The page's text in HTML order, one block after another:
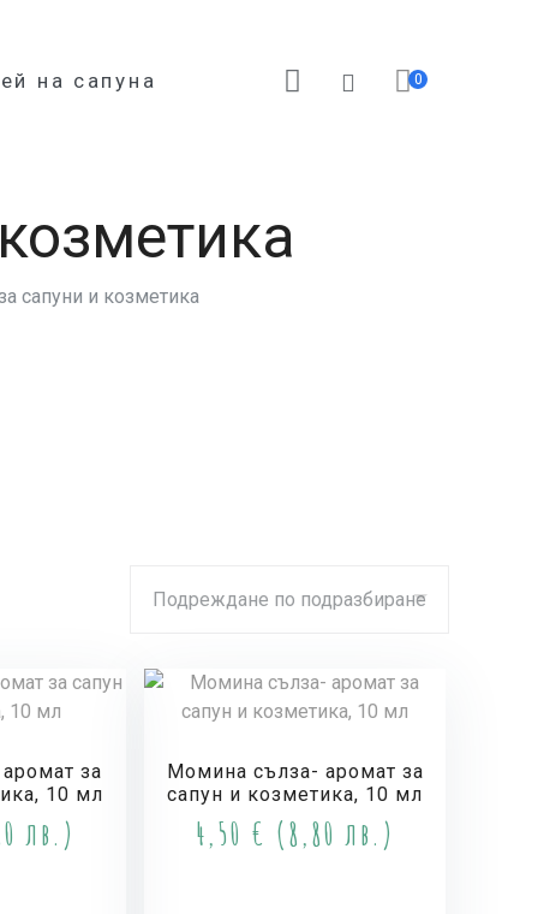
на сапуна 0
сапуни и козметика
за
10 мл
лв.)
Момина сълза- аромат за
сапун и козметика, 10 мл
4,50 € (8,80 лв.)